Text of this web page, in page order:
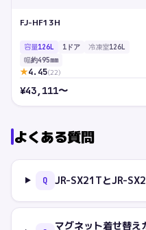
FJ-HF13H
容量126L 1ドア 冷凍室126L
幅約495mm
★4.45(22)
¥43,111〜
よくある質問
Q JR-SX21TとJR-
マグネット着せ替え